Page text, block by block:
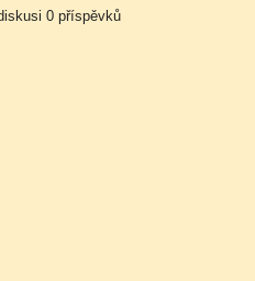
0 příspěvků